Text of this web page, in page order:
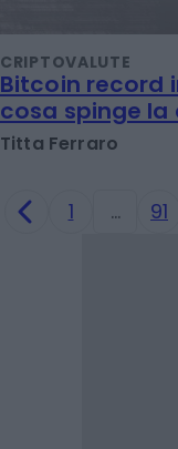
CRIPTOVALUTE
Bitcoin record
cosa spinge la
Titta Ferraro
1 … 91